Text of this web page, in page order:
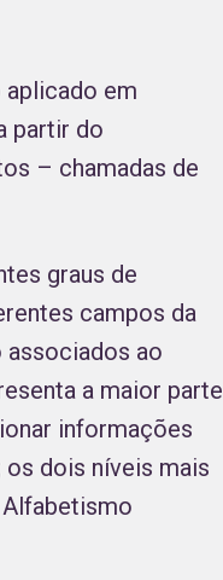
em
partir do
– chamadas de
graus de
campos da
associados ao
a maior parte
informações
dois níveis mais